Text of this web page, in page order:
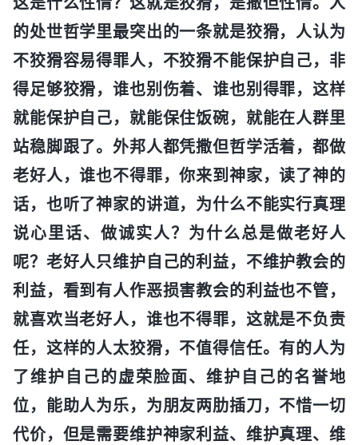
的处世哲学里最突出的一条就是狡猾，人认为
不狡猾容易得罪人，不狡猾不能保护自己，非
得足够狡猾，谁也别伤着、谁也别得罪，这样
就能保护自己，就能保住饭碗，就能在人群里
站稳脚跟了。外邦人都凭撒但哲学活着，都做
老好人，谁也不得罪，你来到神家，读了神的
话，也听了神家的讲道，为什么不能实行真理
说心里话、做诚实人？为什么总是做老好人
呢？老好人只维护自己的利益，不维护教会的
利益，看到有人作恶损害教会的利益也不管，
就喜欢当老好人，谁也不得罪，这就是不负责
任，这样的人太狡猾，不值得信任。有的人为
了维护自己的虚荣脸面、维护自己的名誉地
位，能助人为乐，为朋友两肋插刀，不惜一切
代价，但是需要维护神家利益、维护真理、维